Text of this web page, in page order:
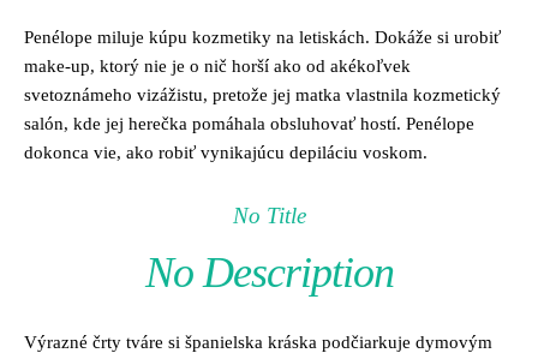
Penélope miluje kúpu kozmetiky na letiskách. Dokáže si urobiť
make-up, ktorý nie je o nič horší ako od akékoľvek
svetoznámeho vizážistu, pretože jej matka vlastnila kozmetický
salón, kde jej herečka pomáhala obsluhovať hostí. Penélope
dokonca vie, ako robiť vynikajúcu depiláciu voskom.
No Title
No Description
Výrazné črty tváre si španielska kráska podčiarkuje dymovým